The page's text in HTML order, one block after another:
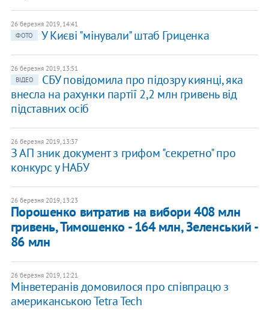
26 березня 2019, 14:41
ФОТО
У Києві "мінували" штаб Гриценка
26 березня 2019, 13:51
ВІДЕО
СБУ повідомила про підозру киянці, яка
внесла на рахунки партії 2,2 млн гривень від
підставних осіб
26 березня 2019, 13:37
З АП зник документ з грифом "секретно" про
конкурс у НАБУ
26 березня 2019, 13:23
Порошенко витратив на вибори 408 млн
гривень, Тимошенко - 164 млн, Зеленський -
86 млн
26 березня 2019, 12:21
Мінветеранів домовилося про співпрацю з
американською Tetra Tech